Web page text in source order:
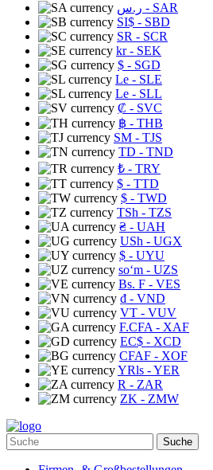
ر.س - SAR
SI$ - SBD
SR - SCR
kr- SEK
$ - SGD
Le - SLE
Le - SLL
₡ - SVC
฿ - THB
ЅМ - TJS
TD - TND
₺ - TRY
$ - TTD
$ - TWD
TSh - TZS
₴ - UAH
USh - UGX
$ - UYU
soʻm - UZS
Bs. F - VES
₫ - VND
VT - VUV
F.CFA - XAF
EC$ - XCD
CFAF - XOF
YRls - YER
R - ZAR
ZK - ZMW
Suche